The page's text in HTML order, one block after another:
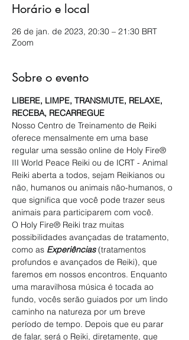
Horário e local
26 de jan. de 2023, 20:30 – 21:30 BRT
Zoom
Sobre o evento
LIBERE, LIMPE, TRANSMUTE, RELAXE,
RECEBA, RECARREGUE
Nosso Centro de Treinamento de Reiki
oferece mensalmente em uma base
regular uma sessão online de Holy Fire®
III World Peace Reiki ou de ICRT - Animal
Reiki aberta a todos, sejam Reikianos ou
não, humanos ou animais não-humanos, o
que significa que você pode trazer seus
animais para participarem com você.
O Holy Fire® Reiki traz muitas
possibilidades avançadas de tratamento,
como as Experiências (tratamentos
profundos e avançados de Reiki), que
faremos em nossos encontros. Enquanto
uma maravilhosa música é tocada ao
fundo, vocês serão guiados por um lindo
caminho na natureza por um breve
período de tempo. Depois que eu parar
de falar, será o Reiki, diretamente, que